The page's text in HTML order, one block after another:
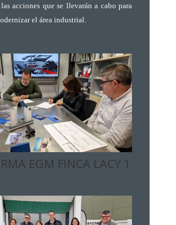
acciones que se llevarán a cabo para
el área industrial.
EGM FINCA LACY 1